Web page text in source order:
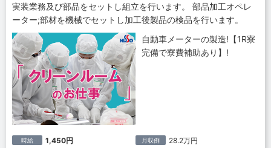
実装業務及び部品をセットし組立を行います。 部品加工オペレ
ーター;部材を機械でセットし加工後製品の検品を行います。
自動車メーターの製造!【1R寮
完備で寮費補助あり】!
時給 1,450円 月収例 28.2万円